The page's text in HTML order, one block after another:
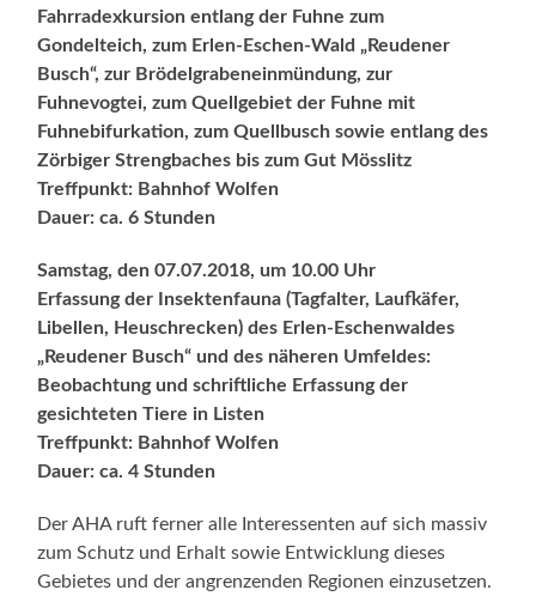
Fahrradexkursion entlang der Fuhne zum
Gondelteich, zum Erlen-Eschen-Wald „Reudener
Busch“, zur Brödelgrabeneinmündung, zur
Fuhnevogtei, zum Quellgebiet der Fuhne mit
Fuhnebifurkation, zum Quellbusch sowie entlang des
Zörbiger Strengbaches bis zum Gut Mösslitz
Treffpunkt: Bahnhof Wolfen
Dauer: ca. 6 Stunden
Samstag, den 07.07.2018, um 10.00 Uhr
Erfassung der Insektenfauna (Tagfalter, Laufkäfer,
Libellen, Heuschrecken) des Erlen-Eschenwaldes
„Reudener Busch“ und des näheren Umfeldes:
Beobachtung und schriftliche Erfassung der
gesichteten Tiere in Listen
Treffpunkt: Bahnhof Wolfen
Dauer: ca. 4 Stunden
Der AHA ruft ferner alle Interessenten auf sich massiv
zum Schutz und Erhalt sowie Entwicklung dieses
Gebietes und der angrenzenden Regionen einzusetzen.